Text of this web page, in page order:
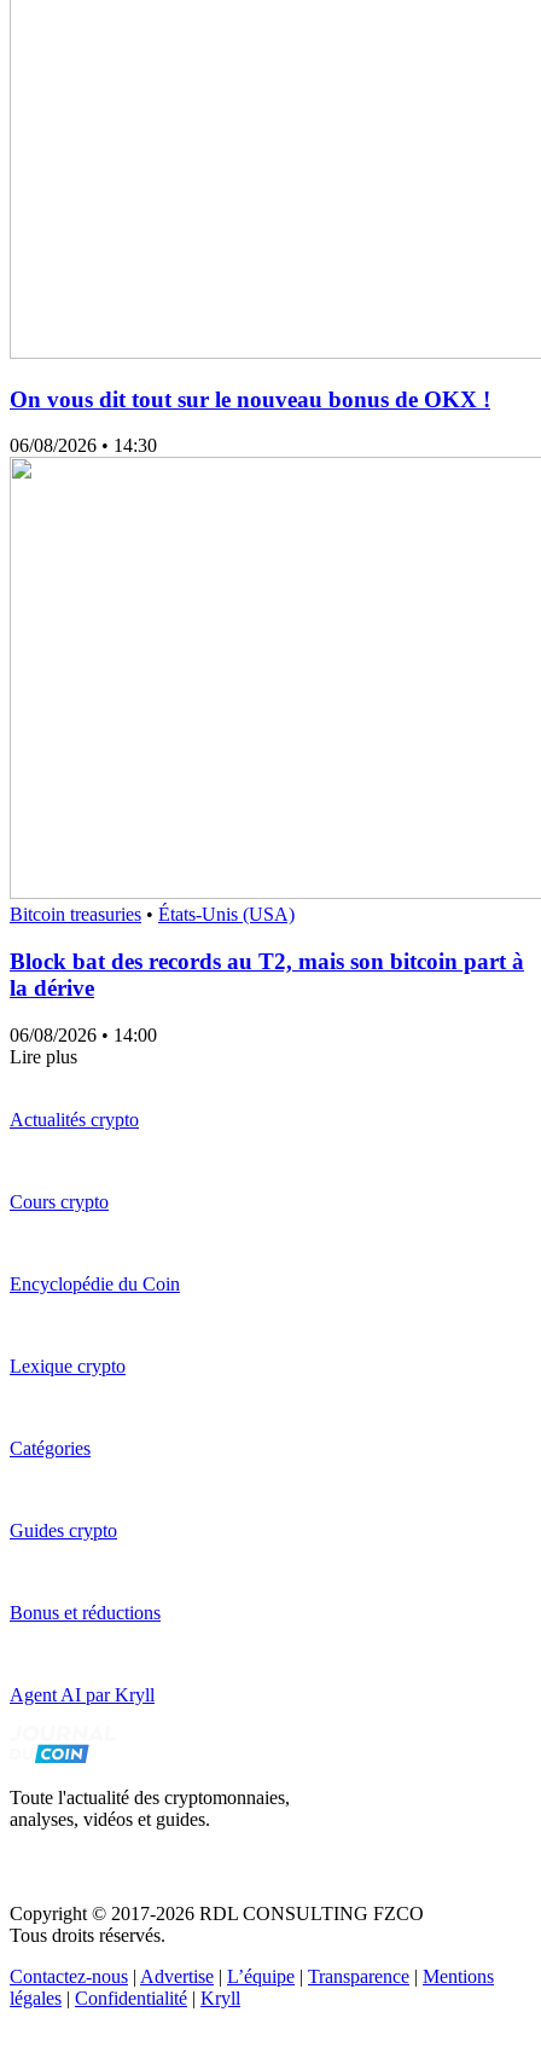
On vous dit tout sur le nouveau bonus de OKX !
06/08/2026 • 14:30
Bitcoin treasuries • États-Unis (USA)
Block bat des records au T2, mais son bitcoin part à
la dérive
06/08/2026 • 14:00
Lire plus
Actualités crypto
Cours crypto
Encyclopédie du Coin
Lexique crypto
Catégories
Guides crypto
Bonus et réductions
Agent AI par Kryll
Toute l'actualité des cryptomonnaies,
analyses, vidéos et guides.
Copyright © 2017-2026 RDL CONSULTING FZCO
Tous droits réservés.
Contactez-nous | Advertise | L’équipe | Transparence | Mentions
légales | Confidentialité | Kryll